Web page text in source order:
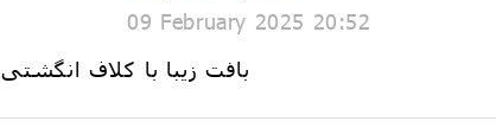
09 February 2025 20:52
بافت زیبا با کلاف انگشتی